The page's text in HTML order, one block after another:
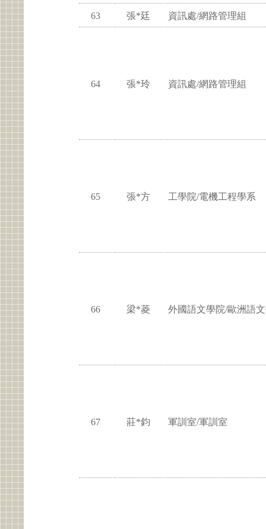
63 張*廷 資訊處/網路管理組
64 張*玲 資訊處/網路管理組
65 張*方 工學院/電機工程學系
66 梁*菱 外國語文學院/歐洲語
67 莊*鈞 軍訓室/軍訓室